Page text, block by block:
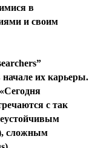
в
и своим
начале их карьеры.
с так
сложным